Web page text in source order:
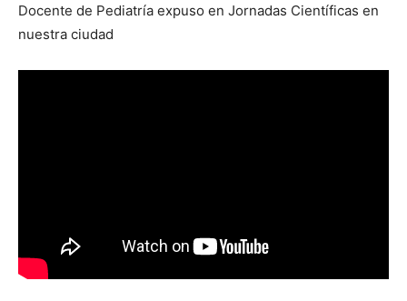
Docente de Pediatría expuso en Jornadas Científicas en
nuestra ciudad